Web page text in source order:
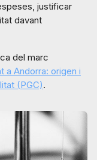
justificar
davant
del marc
a Andorra: origen i
(PGC).